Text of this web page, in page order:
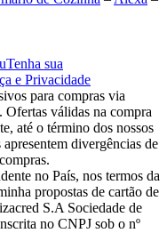
Tenha sua
e Privacidade
para compras via
válidas na compra
até o término dos nossos
divergências de
no País, nos termos da
propostas de cartão de
S.A Sociedade de
no CNPJ sob o nº